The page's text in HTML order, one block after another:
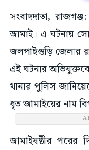
সংবাদদাতা,
জামাই। এ ঘটনায়
জলপাইগুড়ি জেলার
এই ঘটনার
থানার পুলিস
ধৃত জামাইয়ের নাম
জামাইষষ্ঠীর পরের